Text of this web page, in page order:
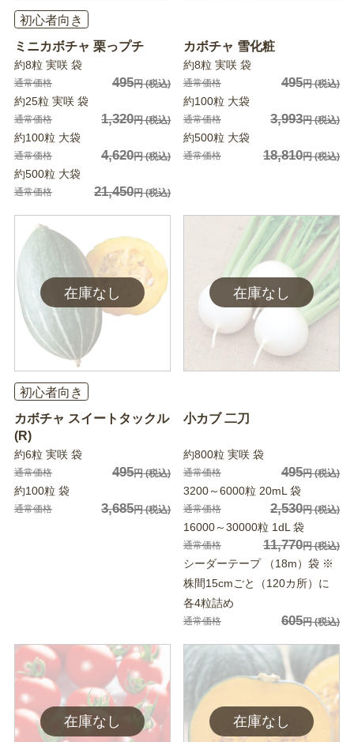
初心者向き
ミニカボチャ 栗っプチ
約8粒 実咲 袋
通常価格 495円(税込)
約25粒 実咲 袋
通常価格 1,320円(税込)
約100粒 大袋
通常価格 4,620円(税込)
約500粒 大袋
通常価格 21,450円(税込)
カボチャ 雪化粧
約8粒 実咲 袋
通常価格 495円(税込)
約100粒 大袋
通常価格 3,993円(税込)
約500粒 大袋
通常価格 18,810円(税込)
初心者向き
カボチャ スイートタックル
(R)
約6粒 実咲 袋
通常価格 495円(税込)
約100粒 袋
通常価格 3,685円(税込)
小カブ 二刀
約800粒 実咲 袋
通常価格 495円(税込)
3200～6000粒 20mL 袋
通常価格 2,530円(税込)
16000～30000粒 1dL 袋
通常価格 11,770円(税込)
シーダーテープ （18m）袋 ※
株間15cmごと（120カ所）に
各4粒詰め
通常価格 605円(税込)